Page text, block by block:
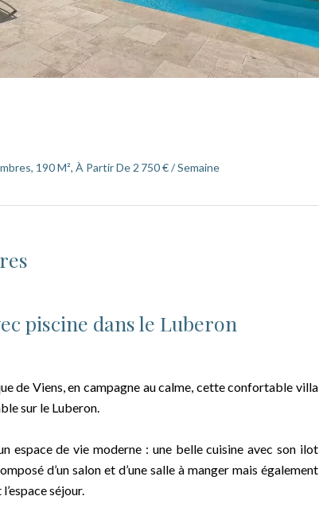
190 M², À Partir De 2 750 € / Semaine
piscine dans le Luberon
de Viens, en campagne au calme, cette confortable villa
sur le Luberon.
espace de vie moderne : une belle cuisine avec son ilot
d’un salon et d’une salle à manger mais également
séjour.